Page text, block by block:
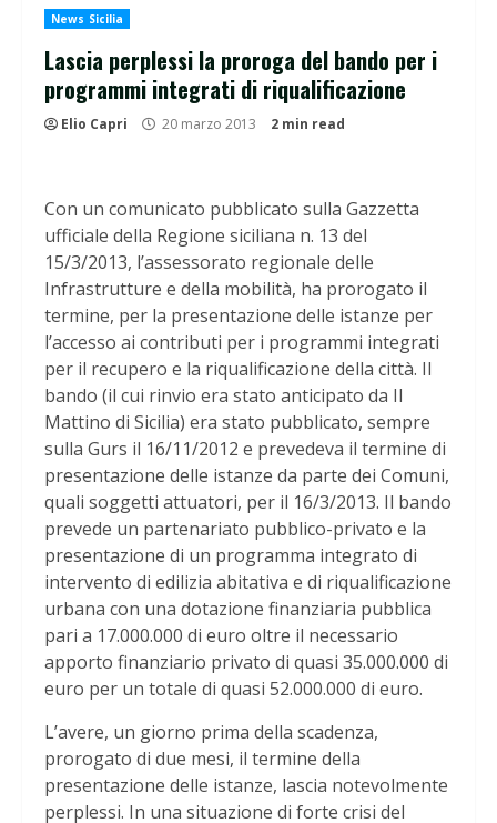
News Sicilia
Lascia perplessi la proroga del bando per i
programmi integrati di riqualificazione
Elio Capri 20 marzo 2013 2 min read
Con un comunicato pubblicato sulla Gazzetta
ufficiale della Regione siciliana n. 13 del
15/3/2013, l’assessorato regionale delle
Infrastrutture e della mobilità, ha prorogato il
termine, per la presentazione delle istanze per
l’accesso ai contributi per i programmi integrati
per il recupero e la riqualificazione della città. Il
bando (il cui rinvio era stato anticipato da Il
Mattino di Sicilia) era stato pubblicato, sempre
sulla Gurs il 16/11/2012 e prevedeva il termine di
presentazione delle istanze da parte dei Comuni,
quali soggetti attuatori, per il 16/3/2013. Il bando
prevede un partenariato pubblico-privato e la
presentazione di un programma integrato di
intervento di edilizia abitativa e di riqualificazione
urbana con una dotazione finanziaria pubblica
pari a 17.000.000 di euro oltre il necessario
apporto finanziario privato di quasi 35.000.000 di
euro per un totale di quasi 52.000.000 di euro.
L’avere, un giorno prima della scadenza,
prorogato di due mesi, il termine della
presentazione delle istanze, lascia notevolmente
perplessi. In una situazione di forte crisi del